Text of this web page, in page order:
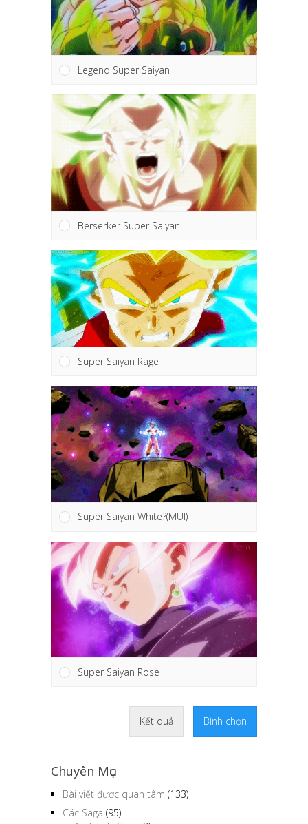
Legend Super Saiyan
Berserker Super Saiyan
Super Saiyan Rage
Super Saiyan White?(MUI)
Super Saiyan Rose
Kết quả Bình chọn
Chuyên Mục
Bài viết được quan tâm (133)
Các Saga (95)